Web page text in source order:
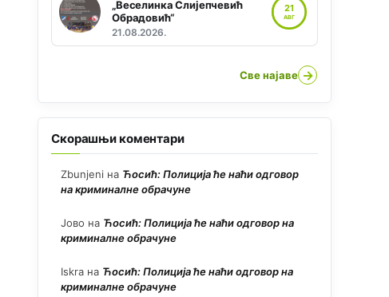
„Веселинка Слијепчевић
Обрадовић“
21.08.2026.
21
АВГ
Све најаве →
Скорашњи коментари
Zbunjeni на Ћосић: Полиција ће наћи одговор
на криминалне обрачуне
Јово на Ћосић: Полиција ће наћи одговор на
криминалне обрачуне
Iskra на Ћосић: Полиција ће наћи одговор на
криминалне обрачуне